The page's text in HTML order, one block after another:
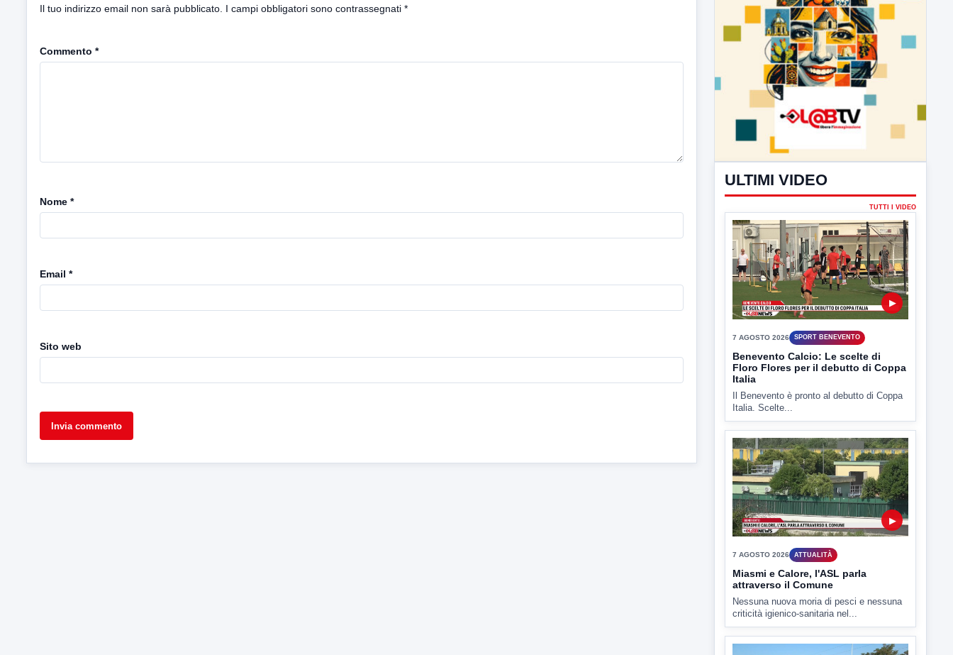
Il tuo indirizzo email non sarà pubblicato. I campi obbligatori sono contrassegnati *
Commento *
Nome *
Email *
Sito web
ULTIMI VIDEO
▶
7 AGOSTO 2026 SPORT BENEVENTO
Benevento Calcio: Le scelte di
Floro Flores per il debutto di Coppa
Italia
Il Benevento è pronto al debutto di Coppa
Italia. Scelte...